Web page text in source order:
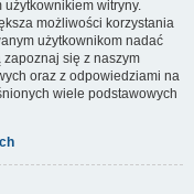
witryny.
możliwości korzystania
użytkownikom nadać
się z naszym
oraz z odpowiedziami na
wiele podstawowych